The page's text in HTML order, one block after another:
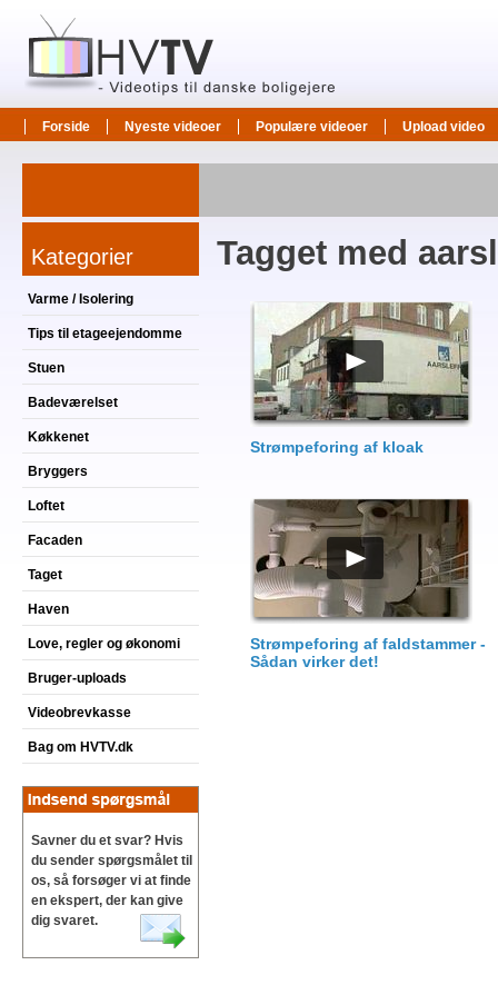
Forside Nyeste videoer Populære videoer Upload video
Kategorier
Varme / Isolering
Tips til etageejendomme
Stuen
Badeværelset
Køkkenet
Bryggers
Loftet
Facaden
Taget
Haven
Love, regler og økonomi
Bruger-uploads
Videobrevkasse
Bag om HVTV.dk
Savner du et svar? Hvis
du sender spørgsmålet til
os, så forsøger vi at finde
en ekspert, der kan give
dig svaret.
Tagget med
Strømpeforing af kloak
Strømpeforing af faldstammer -
Sådan virker det!